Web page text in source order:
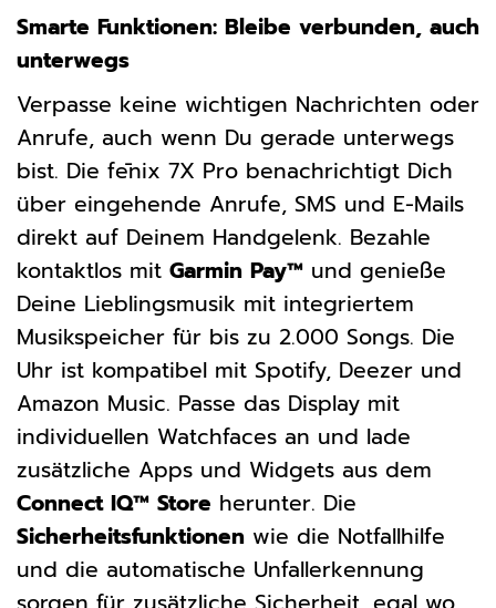
Smarte Funktionen: Bleibe verbunden, auch
unterwegs
Verpasse keine wichtigen Nachrichten oder
Anrufe, auch wenn Du gerade unterwegs
bist. Die fēnix 7X Pro benachrichtigt Dich
über eingehende Anrufe, SMS und E-Mails
direkt auf Deinem Handgelenk. Bezahle
kontaktlos mit Garmin Pay™ und genieße
Deine Lieblingsmusik mit integriertem
Musikspeicher für bis zu 2.000 Songs. Die
Uhr ist kompatibel mit Spotify, Deezer und
Amazon Music. Passe das Display mit
individuellen Watchfaces an und lade
zusätzliche Apps und Widgets aus dem
Connect IQ™ Store herunter. Die
Sicherheitsfunktionen wie die Notfallhilfe
und die automatische Unfallerkennung